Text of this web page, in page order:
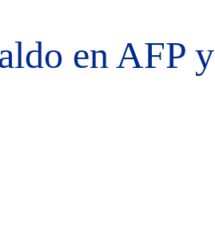
en AFP y